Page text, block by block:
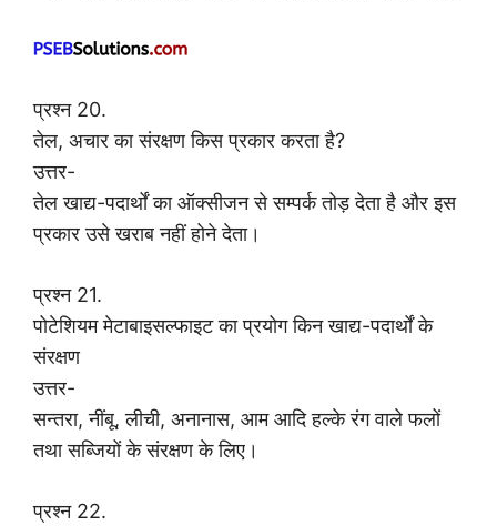
प्रश्न 20.
तेल, अचार का संरक्षण किस प्रकार करता है?
उत्तर-
तेल खाद्य-पदार्थों का ऑक्सीजन से सम्पर्क तोड़ देता है और इस
प्रकार उसे खराब नहीं होने देता।
प्रश्न 21.
पोटेशियम मेटाबाइसल्फाइट का प्रयोग किन खाद्य-पदार्थों के
संरक्षण
उत्तर-
सन्तरा, नींबू, लीची, अनानास, आम आदि हल्के रंग वाले फलों
तथा सब्जियों के संरक्षण के लिए।
प्रश्न 22.